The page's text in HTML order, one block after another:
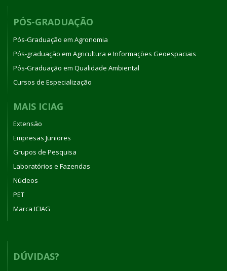
PÓS-GRADUAÇÃO
Pós-Graduação em Agronomia
Pós-graduação em Agricultura e Informações Geoespaciais
Pós-Graduação em Qualidade Ambiental
Cursos de Especialização
MAIS ICIAG
Extensão
Empresas Juniores
Grupos de Pesquisa
Laboratórios e Fazendas
Núcleos
PET
Marca ICIAG
DÚVIDAS?